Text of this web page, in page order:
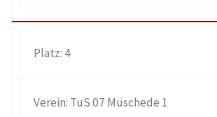
4
TuS 07 Müschede 1